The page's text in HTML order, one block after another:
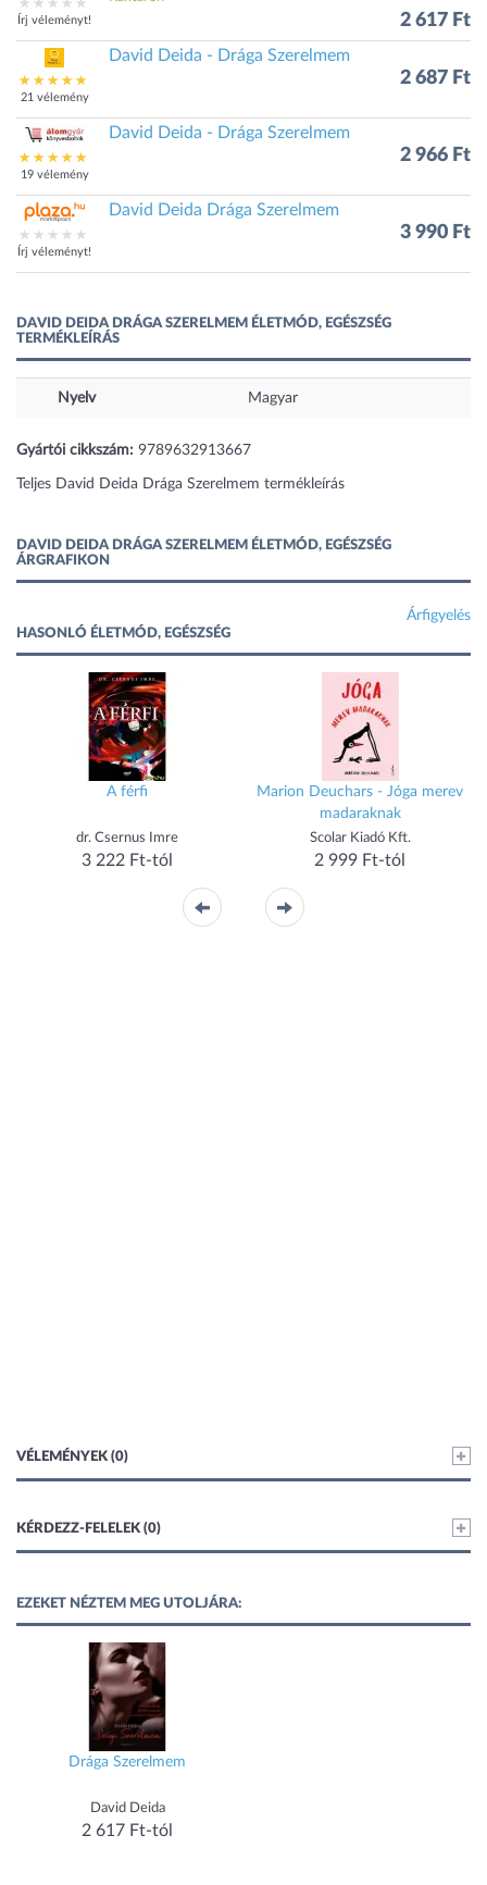
Írj véleményt! 2 617 Ft
21 vélemény
David Deida - Drága Szerelmem
2 687 Ft
19 vélemény
David Deida - Drága Szerelmem
2 966 Ft
Írj véleményt!
David Deida Drága Szerelmem
3 990 Ft
DAVID DEIDA DRÁGA SZERELMEM ÉLETMÓD, EGÉSZSÉG
TERMÉKLEÍRÁS
Nyelv Magyar
Gyártói cikkszám: 9789632913667
Teljes David Deida Drága Szerelmem termékleírás
DAVID DEIDA DRÁGA SZERELMEM ÉLETMÓD, EGÉSZSÉG
ÁRGRAFIKON
Árfigyelés
HASONLÓ ÉLETMÓD, EGÉSZSÉG
A férfi
dr. Csernus Imre
3 222 Ft-tól
Marion Deuchars - Jóga merev
madaraknak
Scolar Kiadó Kft.
2 999 Ft-tól
VÉLEMÉNYEK (0)
KÉRDEZZ-FELELEK (0)
EZEKET NÉZTEM MEG UTOLJÁRA:
Drága Szerelmem
David Deida
2 617 Ft-tól